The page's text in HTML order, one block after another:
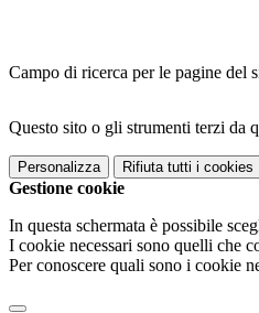
Campo di ricerca per le pagine del
Questo sito o gli strumenti terzi da
Personalizza Rifiuta tutti i cookies
Gestione cookie
In questa schermata è possibile
I cookie necessari sono quelli che
Per conoscere quali sono i cookie